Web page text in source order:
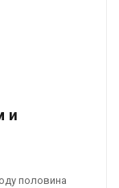
и
половина